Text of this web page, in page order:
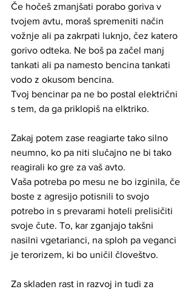
Če hočeš zmanjšati porabo goriva v
tvojem avtu, moraš spremeniti način
vožnje ali pa zakrpati luknjo, čez katero
gorivo odteka. Ne boš pa začel manj
tankati ali pa namesto bencina tankati
vodo z okusom bencina.
Tvoj bencinar pa ne bo postal električni
s tem, da ga priklopiš na elktriko.
Zakaj potem zase reagiarte tako silno
neumno, ko pa niti slučajno ne bi tako
reagirali ko gre za vaš avto.
Vaša potreba po mesu ne bo izginila, če
boste z agresijo potisnili to svojo
potrebo in s prevarami hoteli prelisičiti
svoje čute. To, kar zganjajo takšni
nasilni vgetarianci, na sploh pa veganci
je terorizem, ki bo uničil človeštvo.
Za skladen rast in razvoj in tudi za